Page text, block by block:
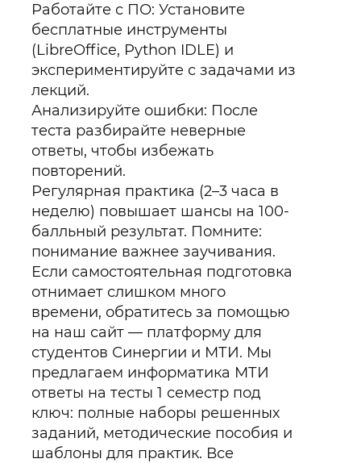
Работайте с ПО: Установите
бесплатные инструменты
(LibreOffice, Python IDLE) и
экспериментируйте с задачами из
лекций.
Анализируйте ошибки: После
теста разбирайте неверные
ответы, чтобы избежать
повторений.
Регулярная практика (2–3 часа в
неделю) повышает шансы на 100-
балльный результат. Помните:
понимание важнее заучивания.
Если самостоятельная подготовка
отнимает слишком много
времени, обратитесь за помощью
на наш сайт — платформу для
студентов Синергии и МТИ. Мы
предлагаем информатика МТИ
ответы на тесты 1 семестр под
ключ: полные наборы решенных
заданий, методические пособия и
шаблоны для практик. Все